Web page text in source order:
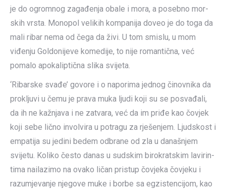
je do ogrom­nog zaga­đe­nja oba­le i mora, a poseb­no mor­
skih vrsta. Mono­pol veli­kih kom­pa­ni­ja doveo je do toga da
mali ribar nema od čega da živi. U tom smi­slu, u mom
viđe­nju Gol­do­ni­je­ve kome­di­je, to nije roman­tič­na, već
poma­lo apo­ka­lip­tič­na sli­ka svije­ta.
‘Ribar­ske sva­đe’ govo­re i o napo­ri­ma jed­nog činov­ni­ka da
pro­klju­vi u čemu je pra­va muka ljudi koji su se posva­đa­li,
da ih ne kažnja­va i ne zatva­ra, već da im pri­đe kao čovjek
koji sebe lič­no invol­vi­ra u potra­gu za rješe­njem. Ljud­skost i
empa­ti­ja su jedi­ni bedem odbra­ne od zla u dana­šnjem
svije­tu. Koli­ko često danas u sud­skim biro­krat­skim lavi­rin­
ti­ma nai­la­zi­mo na ova­ko ličan pri­stup čovje­ka čovje­ku i
raz­u­mje­va­nje njego­ve muke i bor­be sa egzi­sten­ci­jom, kao